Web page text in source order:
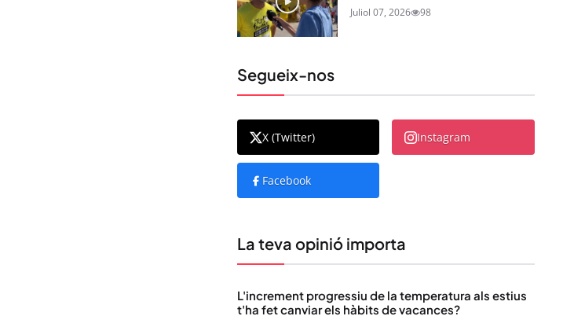
Juliol 07, 2026 98
Segueix-nos
X (Twitter) Instagram
Facebook
La teva opinió importa
L'increment progressiu de la temperatura als estius
t'ha fet canviar els hàbits de vacances?